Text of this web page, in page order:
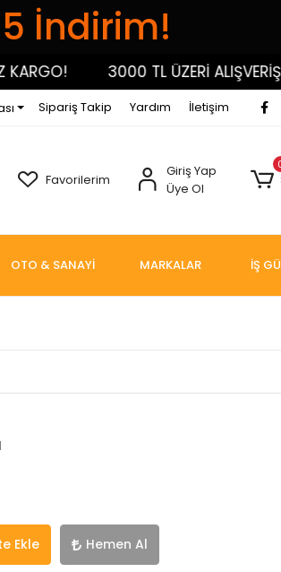
İndirim!
3000 TL ÜZERİ
Sipariş Takip Yardım İletişim
Favorilerim
Giriş Yap
Üye Ol
OTO & SANAYİ MARKALAR İŞ
Ekle Hemen Al